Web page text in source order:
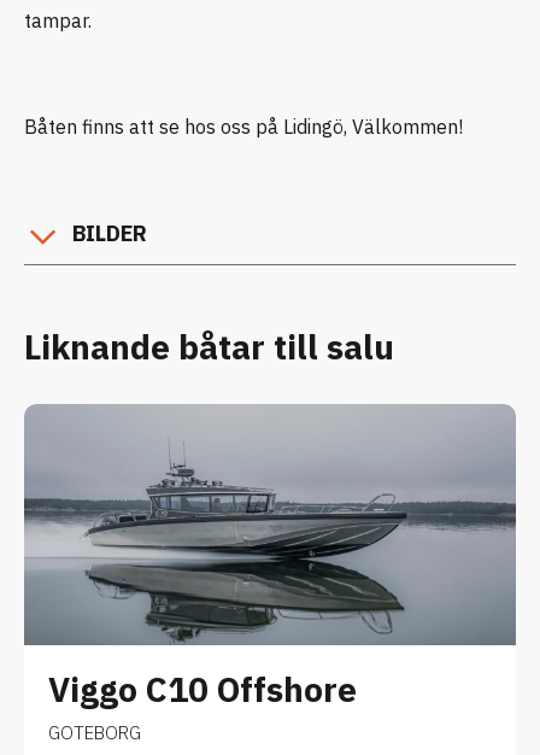
tampar.
Båten finns att se hos oss på Lidingö, Välkommen!
BILDER
Liknande båtar till salu
Viggo C10 Offshore
GOTEBORG